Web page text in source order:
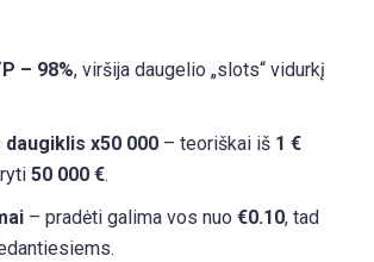
– 98%, viršija daugelio „slots“ vidurkį
daugiklis x50 000 – teoriškai iš 1 €
50 000 €.
– pradėti galima vos nuo €0.10, tad